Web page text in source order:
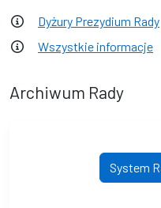
Dyżury Prezydium Rady
Wszystkie informacje
Archiwum Rady
System